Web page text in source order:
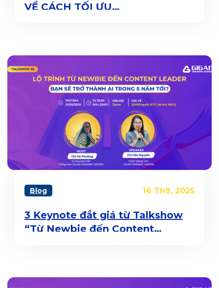
VỀ CÁCH TỐI ƯU
Blog 16 Th9, 2025
3 Keynote đắt giá từ Talkshow
“Từ Newbie đến Content